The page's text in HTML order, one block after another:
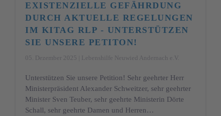
EXISTENZIELLE GEFÄHRDUNG
DURCH AKTUELLE REGELUNGEN
IM KITAG RLP - UNTERSTÜTZEN
SIE UNSERE PETITON!
05. Dezember 2025 | Lebenshilfe Neuwied Andernach e.V.
Unterstützen Sie unsere Petition! Sehr geehrter Herr
Ministerpräsident Alexander Schweitzer, sehr geehrter
Minister Sven Teuber, sehr geehrte Ministerin Dörte
Schall, sehr geehrte Damen und Herren…